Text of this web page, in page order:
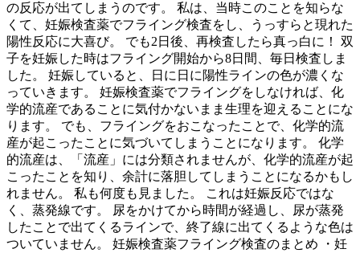
の反応が出てしまうのです。 私は、当時このことを知らな
くて、妊娠検査薬でフライング検査をし、うっすらと現れた
陽性反応に大喜び。 でも2日後、再検査したら真っ白に！ 双
子を妊娠した時はフライング開始から8日間、毎日検査しま
した。 妊娠していると、日に日に陽性ラインの色が濃くな
っていきます。 妊娠検査薬でフライングをしなければ、化
学的流産であることに気付かないまま生理を迎えることにな
ります。 でも、フライングをおこなったことで、化学的流
産が起こったことに気づいてしまうことになります。 化学
的流産は、「流産」には分類されませんが、化学的流産が起
こったことを知り、余計に落胆してしまうことになるかもし
れません。 私も何度も見ました。 これは妊娠反応ではな
く、蒸発線です。 尿をかけてから時間が経過し、尿が蒸発
したことで出てくるラインで、終了線に出てくるような色は
ついていません。 妊娠検査薬フライング検査のまとめ ・妊